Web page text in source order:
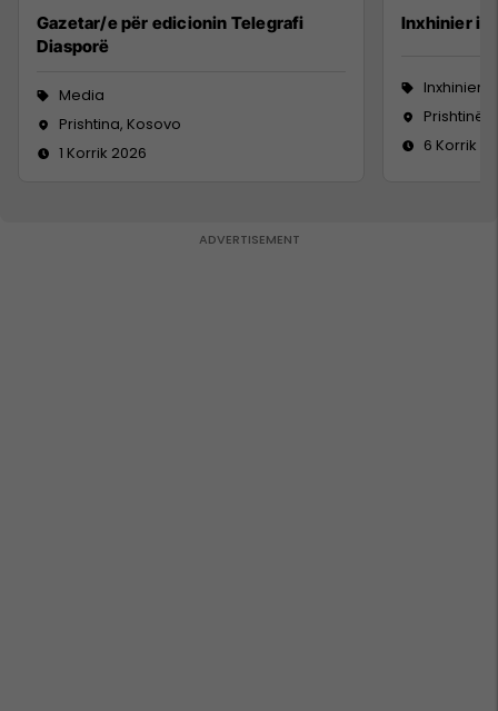
Gazetar/e për edicionin Telegrafi
Diasporë
Media
Prishtina, Kosovo
1 Korrik 2026
Inxhinier i
Inxhinieri
Prishtinë
6 Korrik